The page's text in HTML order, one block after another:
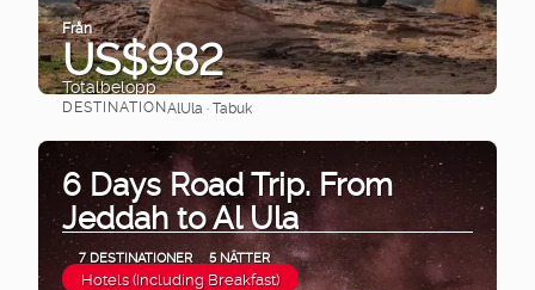
Från
US$982
Totalbelopp
DESTINATIONAlUla · Tabuk
6 Days Road Trip. From
Jeddah to Al Ula
7 DESTINATIONER 5 NÄTTER
Hotels (Including Breakfast)